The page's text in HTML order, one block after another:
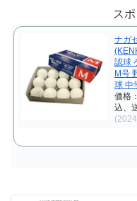
これで23.6%。リクエスト数
回、成功67回、失敗217回と
ました。 【リク...
ス
ナガ
認球
M号
球 中
価格
込、